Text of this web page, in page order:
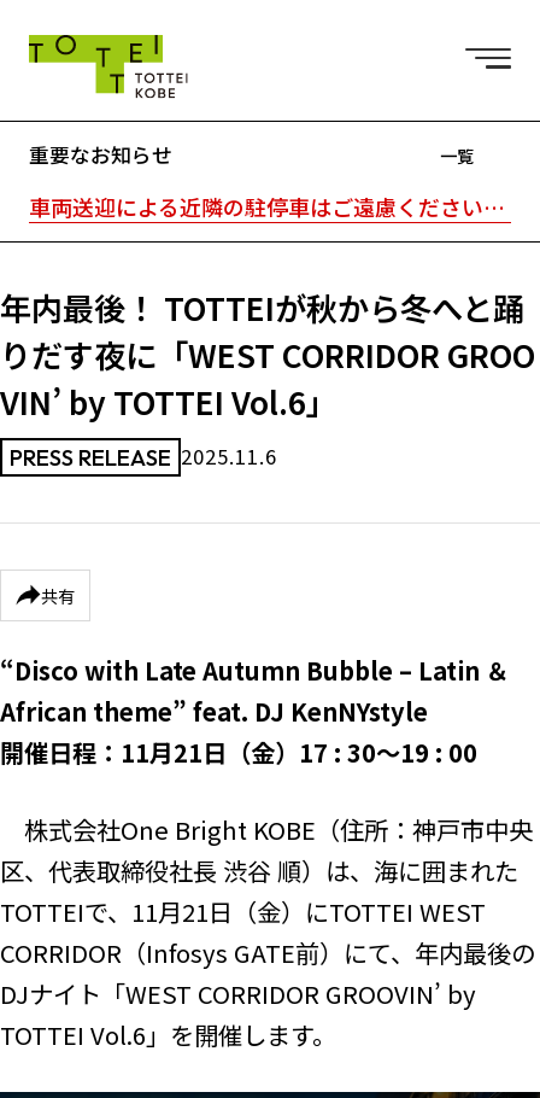
重要なお知らせ
車両送迎による近隣の駐停車はご遠慮ください。駐車場はTOTTEI外の近隣駐車場をご利用ください。｜TOTTEI内はキャッシュレスです。
一覧
年内最後！ TOTTEIが秋から冬へと踊
りだす夜に「WEST CORRIDOR GROO
VIN’ by TOTTEI Vol.6」
PRESS RELEASE 2025.11.6
共有
“Disco with Late Autumn Bubble – Latin ＆
African theme” feat. DJ KenNYstyle
開催日程：11月21日（金）17 : 30～19 : 00
株式会社One Bright KOBE（住所：神戸市中央
区、代表取締役社長 渋谷 順）は、海に囲まれた
TOTTEIで、11月21日（金）にTOTTEI WEST
CORRIDOR（Infosys GATE前）にて、年内最後の
DJナイト「WEST CORRIDOR GROOVIN’ by
TOTTEI Vol.6」を開催します。